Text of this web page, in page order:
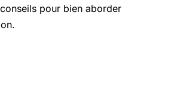
pour bien aborder